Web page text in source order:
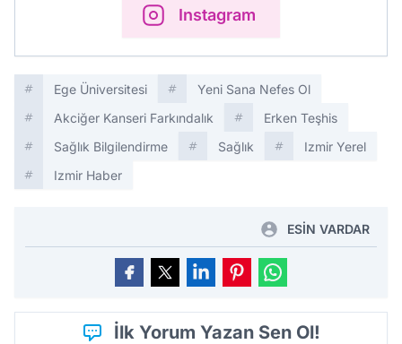
Instagram
Ege Üniversitesi
Yeni Sana Nefes Ol
Akciğer Kanseri Farkındalık
Erken Teşhis
Sağlık Bilgilendirme
Sağlık
Izmir Yerel
Izmir Haber
ESİN VARDAR
İlk Yorum Yazan Sen Ol!